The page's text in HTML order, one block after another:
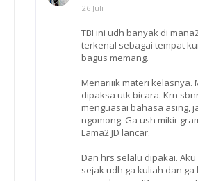
26 Juli
TBI ini udh banyak di
terkenal sebagai tempat
bagus memang.
Menariiik materi kelasnya.
dipaksa utk bicara. Krn
menguasai bahasa asing,
ngomong. Ga ush mikir
Lama2 JD lancar.
Dan hrs selalu dipakai.
sejak udh ga kuliah dan ga